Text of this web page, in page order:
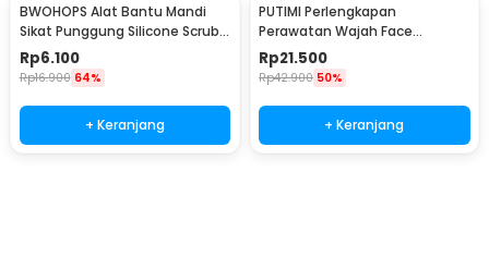
BWOHOPS Alat Bantu Mandi
Sikat Punggung Silicone Scrub
Brush 60cm - BW60
Rp6.100
Rp16.900 64%
+ Keranjang
PUTIMI Perlengkapan
Perawatan Wajah Face
Treatment Equipment 7 PCS -
PT4
Rp21.500
Rp42.900 50%
+ Keranjang